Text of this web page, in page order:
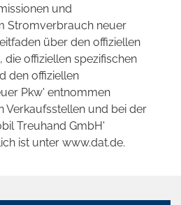
und
Stromverbrauch neuer
über den offiziellen
offiziellen spezifischen
den offiziellen
Pkw' entnommen
Verkaufsstellen und bei der
Treuhand GmbH'
ist unter www.dat.de.